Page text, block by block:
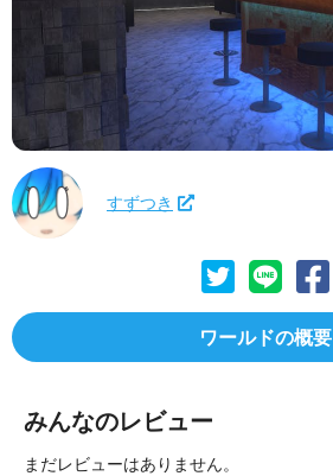
すずつき
ワールドの概要
みんなのレビュー
まだレビューはありません。